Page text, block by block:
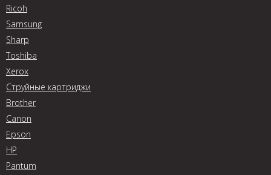
Ricoh
Samsung
Sharp
Toshiba
Xerox
Струйные картриджи
Brother
Canon
Epson
HP
Pantum